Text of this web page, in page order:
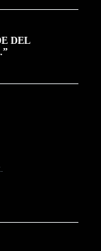
DEL
”